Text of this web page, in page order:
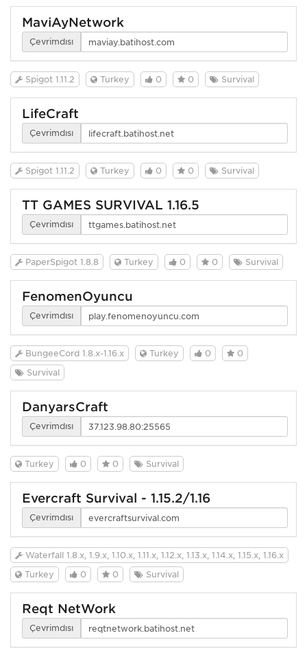
MaviAyNetwork
Çevrimdışı
Spigot 1.11.2 Turkey 0 0 Survival
LifeCraft
Çevrimdışı
Spigot 1.11.2 Turkey 0 0 Survival
TT GAMES SURVIVAL 1.16.5
Çevrimdışı
PaperSpigot 1.8.8 Turkey 0 0 Survival
FenomenOyuncu
Çevrimdışı
BungeeCord 1.8.x-1.16.x Turkey 0
0
Survival
DanyarsCraft
Çevrimdışı
Turkey 0 0 Survival
Evercraft Survival - 1.15.2/1.16
Çevrimdışı
Waterfall 1.8.x, 1.9.x, 1.10.x, 1.11.x, 1.12.x, 1.13.x, 1.14.x, 1.15.x, 1.16.x
Turkey
0 0 Survival
Reqt NetWork
Çevrimdışı